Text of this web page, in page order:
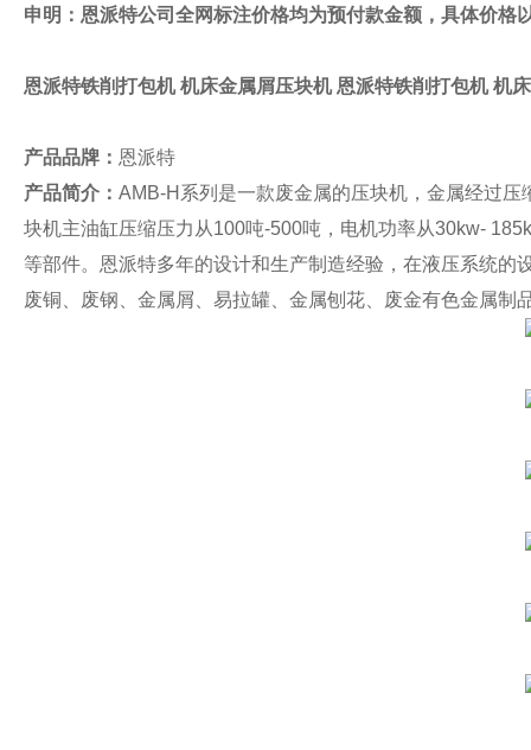
申明：恩派特公司全网标注价格均为预付款金额，具体价格
恩派特铁削打包机 机床金属屑压块机 恩派特铁削打包机 机
产品品牌： 恩派特
产品简介： AMB-H 系列是一款废金属的压块机，金属经过
块机主油缸压缩压力从100吨-500吨，电机功率从30kw-
等部件。恩派特多年的设计和生产制造经验，在液压系统
废铜、废钢、金属屑、易拉罐、金属刨花、废金有色金属制